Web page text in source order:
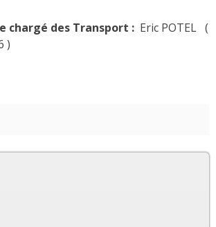
chargé des Transport : Eric POTEL (
)